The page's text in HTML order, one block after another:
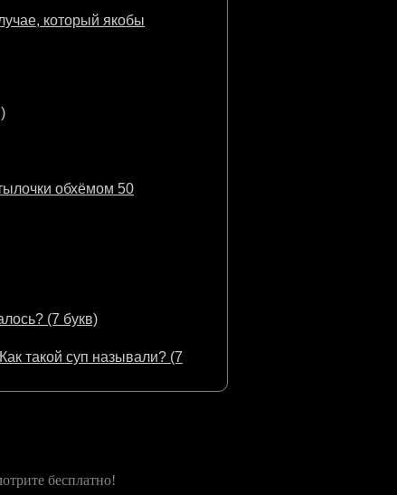
который якобы
обхёмом 50
(7 букв)
такой суп называли? (7
бесплатно!